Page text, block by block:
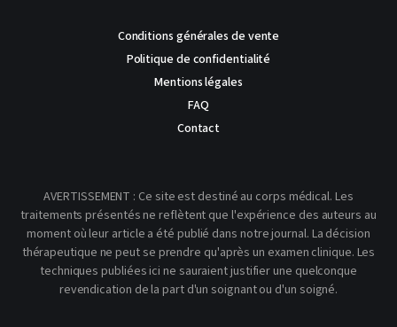
Conditions générales de vente
Politique de confidentialité
Mentions légales
FAQ
Contact
AVERTISSEMENT : Ce site est destiné au corps médical. Les
traitements présentés ne reflètent que l'expérience des auteurs au
moment où leur article a été publié dans notre journal. La décision
thérapeutique ne peut se prendre qu'après un examen clinique. Les
techniques publiées ici ne sauraient justifier une quelconque
revendication de la part d'un soignant ou d'un soigné.